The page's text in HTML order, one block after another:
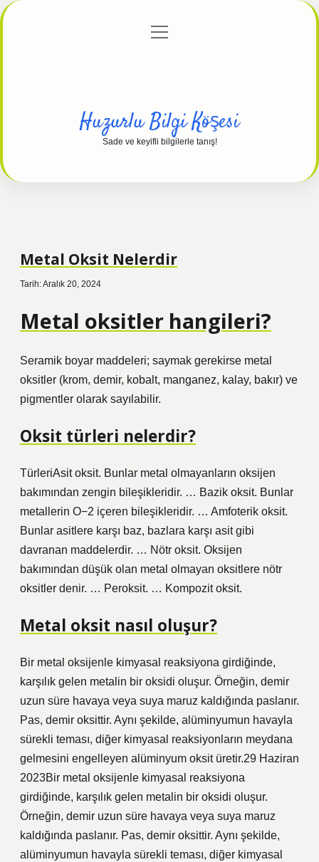
Gizlilik Politikası
menüyü
Huzurlu Bilgi Köşesi
Sade ve keyifli bilgilerle tanış!
Metal Oksit Nelerdir
Tarih: Aralık 20, 2024
Metal oksitler hangileri?
Seramik boyar maddeleri; saymak gerekirse metal
oksitler (krom, demir, kobalt, manganez, kalay, bakır) ve
pigmentler olarak sayılabilir.
Oksit türleri nelerdir?
TürleriAsit oksit. Bunlar metal olmayanların oksijen
bakımından zengin bileşikleridir. … Bazik oksit. Bunlar
metallerin O−2 içeren bileşikleridir. … Amfoterik oksit.
Bunlar asitlere karşı baz, bazlara karşı asit gibi
davranan maddelerdir. … Nötr oksit. Oksijen
bakımından düşük olan metal olmayan oksitlere nötr
oksitler denir. … Peroksit. … Kompozit oksit.
Metal oksit nasıl oluşur?
Bir metal oksijenle kimyasal reaksiyona girdiğinde,
karşılık gelen metalin bir oksidi oluşur. Örneğin, demir
uzun süre havaya veya suya maruz kaldığında paslanır.
Pas, demir oksittir. Aynı şekilde, alüminyumun havayla
sürekli teması, diğer kimyasal reaksiyonların meydana
gelmesini engelleyen alüminyum oksit üretir.29 Haziran
2023Bir metal oksijenle kimyasal reaksiyona
girdiğinde, karşılık gelen metalin bir oksidi oluşur.
Örneğin, demir uzun süre havaya veya suya maruz
kaldığında paslanır. Pas, demir oksittir. Aynı şekilde,
alüminyumun havayla sürekli teması, diğer kimyasal